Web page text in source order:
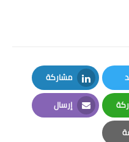
مشاركة
LinkedIn
إرسال
Email